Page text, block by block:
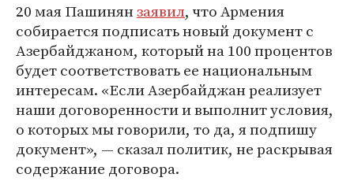
20 мая Пашинянзаявил, что Армения
собирается подписать новый документ с
Азербайджаном, который на 100 процентов
будет соответствовать ее национальным
интересам. «Если Азербайджан реализует
наши договоренности и выполнит условия,
о которых мы говорили, то да, я подпишу
документ», — сказал политик, не раскрывая
содержание договора.